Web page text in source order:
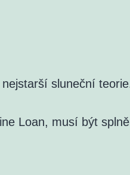
sluneční
Loan, musí být